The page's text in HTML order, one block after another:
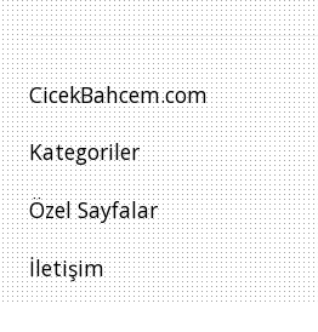
CicekBahcem.com
Kategoriler
Özel Sayfalar
İletişim